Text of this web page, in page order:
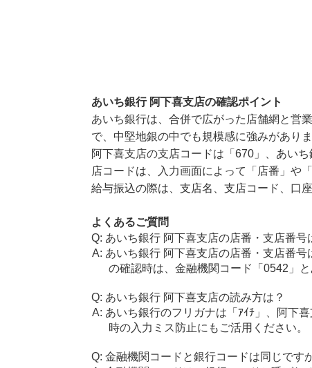
あいち銀行 阿下喜支店の確認ポイント
あいち銀行は、合併で広がった店舗網と営
で、中堅地銀の中でも規模感に強みがありま
阿下喜支店の支店コードは「670」、あい
店コードは、入力画面によって「店番」や
給与振込の際は、支店名、支店コード、口
よくあるご質問
あいち銀行 阿下喜支店の店番・支店番号
あいち銀行 阿下喜支店の店番・支店番
の確認時は、金融機関コード「0542」
あいち銀行 阿下喜支店の読み方は？
あいち銀行のフリガナは「ｱｲﾁ」、阿下
時の入力ミス防止にもご活用ください。
金融機関コードと銀行コードは同じです